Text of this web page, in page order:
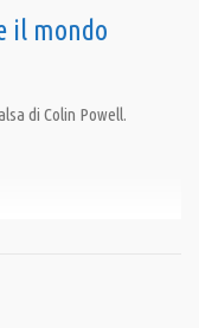
il mondo
di Colin Powell.